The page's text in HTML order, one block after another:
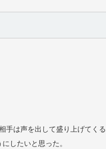
手は声を出して盛り上げてく
したいと思った。